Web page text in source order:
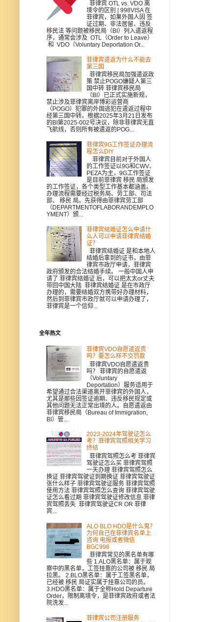
菲律宾 OTL vs. VDO 离
境令的区别 | 998VISA 在
菲律宾，如果外国人因 签
证过期、非法居留、违反
移民法 等问题被移民局（BI）列入遣返程
序，通常会涉及 OTL（Order to Leave）
和 VDO（Voluntary Deportation Or...
菲律宾遣返为什么不能去
第三国
菲律宾移民局加强遣返政
策 禁止POGO嫌疑人第三
国中转 菲律宾移民局
（BI）已正式实施新规，
禁止涉及菲律宾离岸博彩运营商
（POGO）犯罪的外国逃犯在遣返过程中
经第三国中转。根据2025年3月21日发布
的BI第2025-002号决议，除非菲律宾无直
飞航线，否则所有被遣返的POG...
菲律宾9G工作签证办理流
程怎么DIY
菲律宾目前对于外国人
的工作签证以9G和CWV、
PEZA为主，9G工作签证
是目前菲律宾 移民 局颁发
的工作签证，各个类型工作基本都涵盖。
办理流程需要经过税务局、劳工部、司法
部、 移民 局。先获得由菲律宾劳工部
（DEPARTMENTOFLABORANDEMPLO
YMENT）颁...
菲律宾结婚证怎么申请什
么人可以申请菲律宾结婚
证？
菲律宾结婚证 是和本地人
结婚后拿到的证书，由菲
律宾市政厅申请，菲律宾
政府颁发的合法结婚手续。 一般中国人申
请了 菲律宾结婚证 后，可以把太太or丈夫
带回中国大陆 菲律宾结婚证 是在市政厅
办理的，需要结婚双方携带好办理材料，
然后到菲律宾市政厅就可以申请办理了，
菲律宾是一个信仰...
全年热文
菲律宾VDO自愿遣返贵
吗？要怎么样不交罚款
菲律宾VDO自愿遣返贵
吗？ 菲律宾的自愿遣返
（Voluntary
Deportation）服务适用于
希望通过合法渠道离开菲律宾的外国人，
尤其是那些因签证逾期、违反移民规定或
其他问题无法正常出境的人。自愿遣返由
菲律宾移民局（Bureau of Immigration,
BI）管...
2023-2024年驾驶证怎么
考？菲律宾驾照相关学习
终结
菲律宾驾照怎么考 菲律宾
驾驶证怎么买 菲律宾驾照
一天办理 菲律宾驾照怎么
换证 菲律宾驾驶证到期换证 菲律宾驾驶证
张什么样子 菲律宾驾驶证服务 菲律宾驾照
使用方法 菲律宾驾照怎么查询 菲律宾驾驶
证怎么看过期 菲律宾驾驶证修改信息 菲律
宾驾照丢失 菲律宾驾驶证CR OR 菲律
宾...
ALO BLO HDO是什么鬼？
为何自己在菲律宾名单上
咨询 电报或者微信
BGC998
菲律宾常见的黑名单有哪
些 1.ALO黑名单：属于观
察中的黑名单，工签挂靠的公司被 移民 局
拉黑。 2.BLO黑名单：属于工签黑名单，
已经被 移民 局证实属于挂靠公司的员。
3.HDO黑名单：属于全称Hold Departure
Order，限制离境令，是菲律宾政府或者法
院洗发...
菲律宾公司注册服务